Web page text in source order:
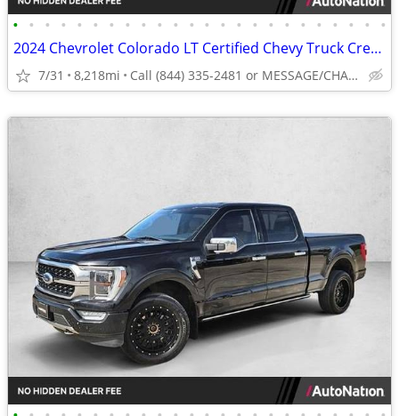
• • • • • • • • • • • • • • • • • • • • • • • •
2024 Chevrolet Colorado LT Certified Chevy Truck Crew cab AUTONATION
7/31 8,218mi Call (844) 335-2481 or MESSAGE/CHAT to confirm availability